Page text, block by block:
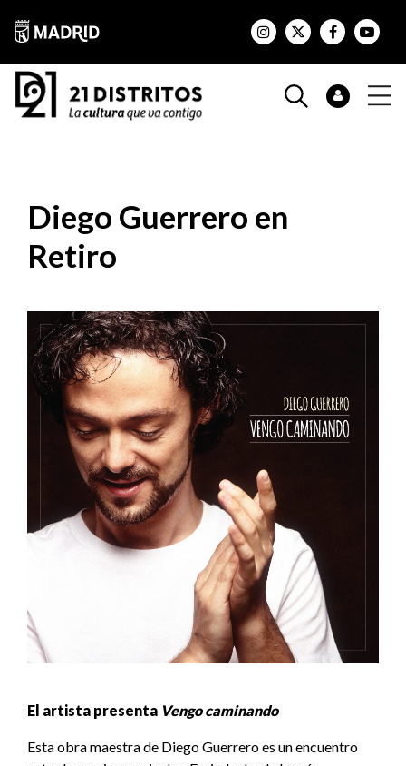
Diego Guerrero en
Retiro
El artista presenta Vengo caminando
Esta obra maestra de Diego Guerrero es un encuentro